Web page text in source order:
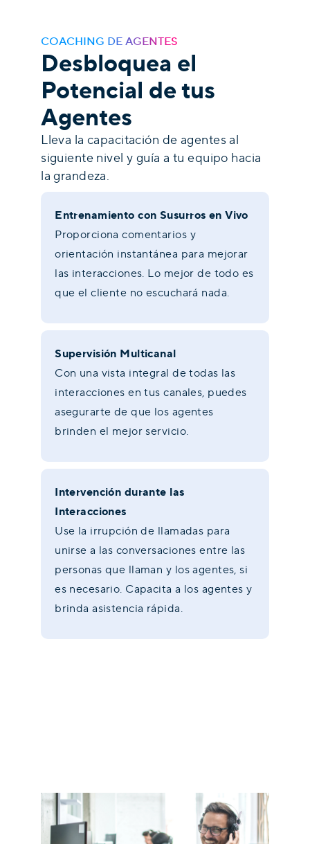
COACHING DE AGENTES
Desbloquea el
Potencial de tus
Agentes
Lleva la capacitación de agentes al
siguiente nivel y guía a tu equipo hacia
la grandeza.
Entrenamiento con Susurros en Vivo
Proporciona comentarios y
orientación instantánea para mejorar
las interacciones. Lo mejor de todo es
que el cliente no escuchará nada.
Supervisión Multicanal
Con una vista integral de todas las
interacciones en tus canales, puedes
asegurarte de que los agentes
brinden el mejor servicio.
Intervención durante las
Interacciones
Use la irrupción de llamadas para
unirse a las conversaciones entre las
personas que llaman y los agentes, si
es necesario. Capacita a los agentes y
brinda asistencia rápida.